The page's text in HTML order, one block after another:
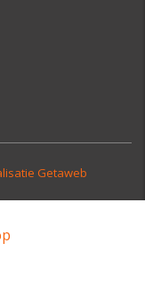
Getaweb